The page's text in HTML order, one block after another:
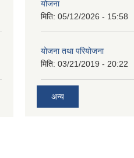
योजना
मिति: 05/12/2026 - 15:58
योजना तथा परियोजना
मिति: 03/21/2019 - 20:22
अन्य